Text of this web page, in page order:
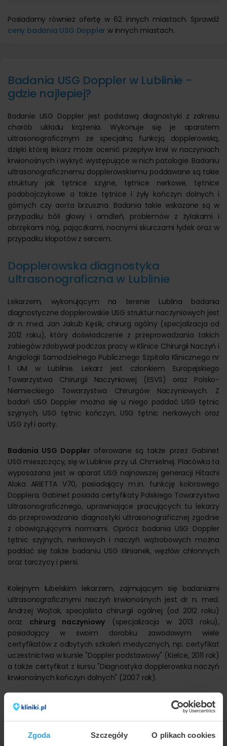
Zgoda Szczegóły O plikach cookies
Posiadamy również ofertę w 62 innych miastach. Sprawdź
ceny badania USG Doppler w innych miastach.
Badania USG Doppler w Lublinie -
gdzie najlepiej?
Badanie USG Doppler jest podstawą diagnostyki z zakresu
chorób układu krążenia. Wykonuje się je aparatem
ultrasonograficznym ze specjalną funkcją dopplerowską,
dzięki której lekarz może ocenić przepływ krwi w naczyniach
krwionośnych i wykryć występujące w nich patologie. Badaniu
ultrasonograficznemu dopplerowskiemu poddawane są takie
struktury jak tętnice szyjne, tętnice nerkowe, tętnice
podobojczykowe a także tętnice i żyły kończyn dolnych i
górnych czy aorta brzuszna. Badania takie wskazane są w
przypadku bóli głowy i omdleń, problemów z żylakami i
obrzękami nóg, pajączkami, nocnymi skurczami łydek oraz w
przypadku kłopotów z sercem.
Dopplerowska diagnostyka
ultrasonograficzna w Lublinie
Lekarzem, wykonującym na terenie Lublina badania
diagnostyczne dopplerowskie USG struktur naczyniowych jest
dr n. med. Jan Jakub Kęsik, chirurg ogólny (specjalizacja od
2012 roku), który doświadczenie z przeprowadzania takich
zabiegów zdobywał podczas pracy w Klinice Chirurgii Naczyń i
Angiologii Samodzielnego Publicznego Szpitala Klinicznego nr
1 UM w Lublinie. Lekarz jest członkiem Europejskiego
Towarzystwa Chirurgii Naczyniowej (ESVS) oraz Polsko-
Niemieckiego Towarzystwa Chirurgów Naczyniowych. Z
badań USG Doppler można się u niego poddać USG tętnic
szyjnych, USG tętnic kończyn, USG tętnic nerkowych oraz
USG żył i aorty.
Badania USG Doppleroferowane są także przez Gabinet
USG mieszczący, się w Lublinie przy ul. Chmielnej. Placówka ta
wyposażona jest w aparat USG najnowszej generacji Hitachi
Aloka ARIETTA V70, posiadający m.in. funkcję kolorowego
Dopplera. Gabinet posiada certyfikaty Polskiego Towarzystwa
Ultrasonograficznego, uprawniające pracujących tu lekarzy
do przeprowadzania diagnostyki ultrasonograficznej zgodnie
z obowiązującymi normami. Oprócz badania USG Doppler
tętnic szyjnych, nerkowych i naczyń wątrobowych można
poddać się także badaniu USG ślinianek, węzłów chłonnych
oraz tarczycy i piersi.
Kolejnym lubelskim lekarzem, zajmującym się badaniami
ultrasonograficznymi naczyń krwionośnych jest dr n. med.
Andrzej Wojtak, specjalista chirurgii ogólnej (od 2012 roku)
oraz chirurg naczyniowy (specjalizacja w 2013 roku),
posiadający w swoim dorobku zawodowym wiele
certyfikatów z odbytych szkoleń medycznych, np. certyfikat
uczestnictwa w kursie "Doppler podstawowy" (Kielce, 2011 rok)
a także certyfikat z kursu "Diagnostyka dopplerowska naczyń
krwionośnych kończyn dolnych" (2007 rok).
Pacjenci szukali zabiegu badania usg doppler w pobliżu